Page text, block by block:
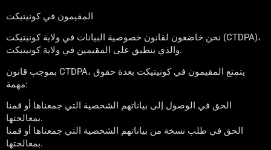
المقيمون في كونيتيكت
نحن خاضعون لقانون خصوصية البيانات في ولاية كونيتيكت (CTDPA)،
والذي ينطبق على المقيمين في ولاية كونيتيكت.
بموجب قانون CTDPA، يتمتع المقيمون في كونيتيكت بعدة حقوق
مهمة:
الحق في الوصول إلى بياناتهم الشخصية التي جمعناها أو قمنا
بمعالجتها.
الحق في طلب نسخة من بياناتهم الشخصية التي جمعناها أو قمنا
بمعالجتها.